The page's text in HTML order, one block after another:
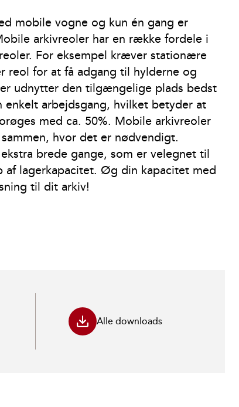
mobile vogne og kun én gang er
arkivreoler har en række fordele i
For eksempel kræver stationære
reol for at få adgang til hylderne og
udnytter den tilgængelige plads bedst
enkelt arbejdsgang, hvilket betyder at
med ca. 50%. Mobile arkivreoler
hvor det er nødvendigt.
brede gange, som er velegnet til
af lagerkapacitet. Øg din kapacitet med
til dit arkiv!
Alle downloads